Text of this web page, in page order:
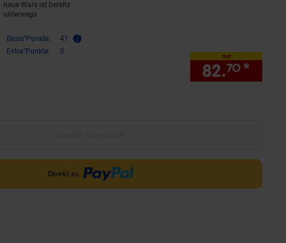
neue Ware ist bereits
unterwegs
Basis°Punkte:
41
Extra°Punkte:
0
nur
82.70 *